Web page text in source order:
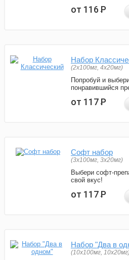
от 116Р
Набор
(2x100мг, 4x20мг)
Попробуй и
понравившийся
от 117Р
Софт набор
(3x100мг, 3x20мг)
Выбери софт-
свой вкус!
от 117Р
Набор "Два в
(10x100мг,